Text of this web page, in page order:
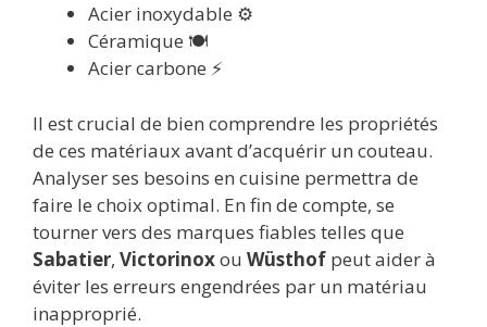
Acier inoxydable ⚙️
Céramique 🍽️
Acier carbone ⚡
Il est crucial de bien comprendre les propriétés
de ces matériaux avant d’acquérir un couteau.
Analyser ses besoins en cuisine permettra de
faire le choix optimal. En fin de compte, se
tourner vers des marques fiables telles que
Sabatier, Victorinoxou Wüsthof peut aider à
éviter les erreurs engendrées par un matériau
inapproprié.